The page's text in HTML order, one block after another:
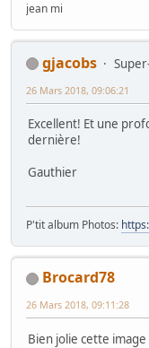
jean mi
gjacobs
26 Mars 2018, 09:06:21
Excellent! Et une
dernière!
Gauthier
P'tit album Photos:
Brocard78
26 Mars 2018, 09:11:28
Bien jolie cette